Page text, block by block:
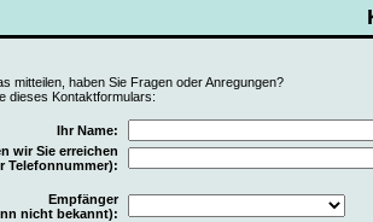
mitteilen, haben Sie Fragen oder Anregungen?
dieses Kontaktformulars:
Ihr Name:
wir Sie erreichen
Telefonnummer):
Empfänger
nicht bekannt):